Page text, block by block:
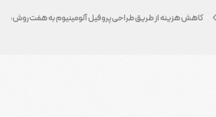
کاهش هزینه از طریق طراحی پروفیل آلومینیوم به هفت روش